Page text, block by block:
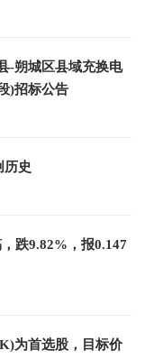
-朔城区县域充换电
)招标公告
历史
跌9.82%，报0.147
为首选股，目标价